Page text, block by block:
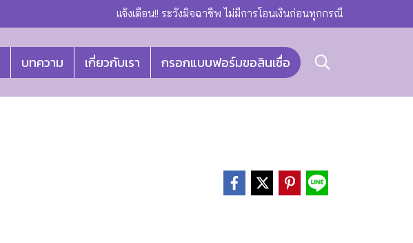
แจ้งเตือน!! ระวังมิจฉาชีพ ไม่มีการโอนเงินก่อนทุกกรณี
บทความ เกี่ยวกับเรา กรอกแบบฟอร์มขอสินเชื่อ